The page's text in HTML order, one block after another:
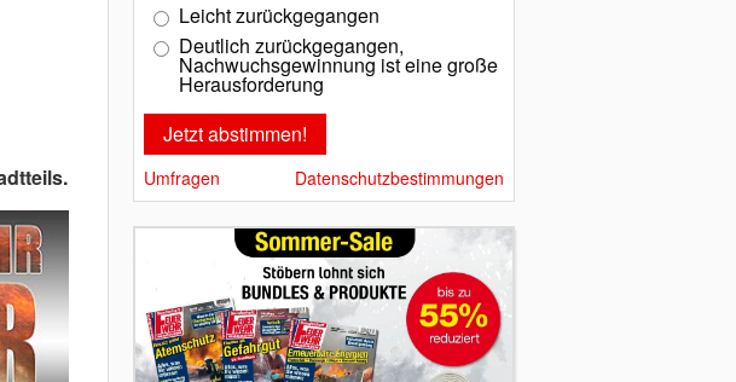
Leicht zurückgegangen
Deutlich zurückgegangen,
Nachwuchsgewinnung ist eine große
Herausforderung
Umfragen Datenschutzbestimmungen